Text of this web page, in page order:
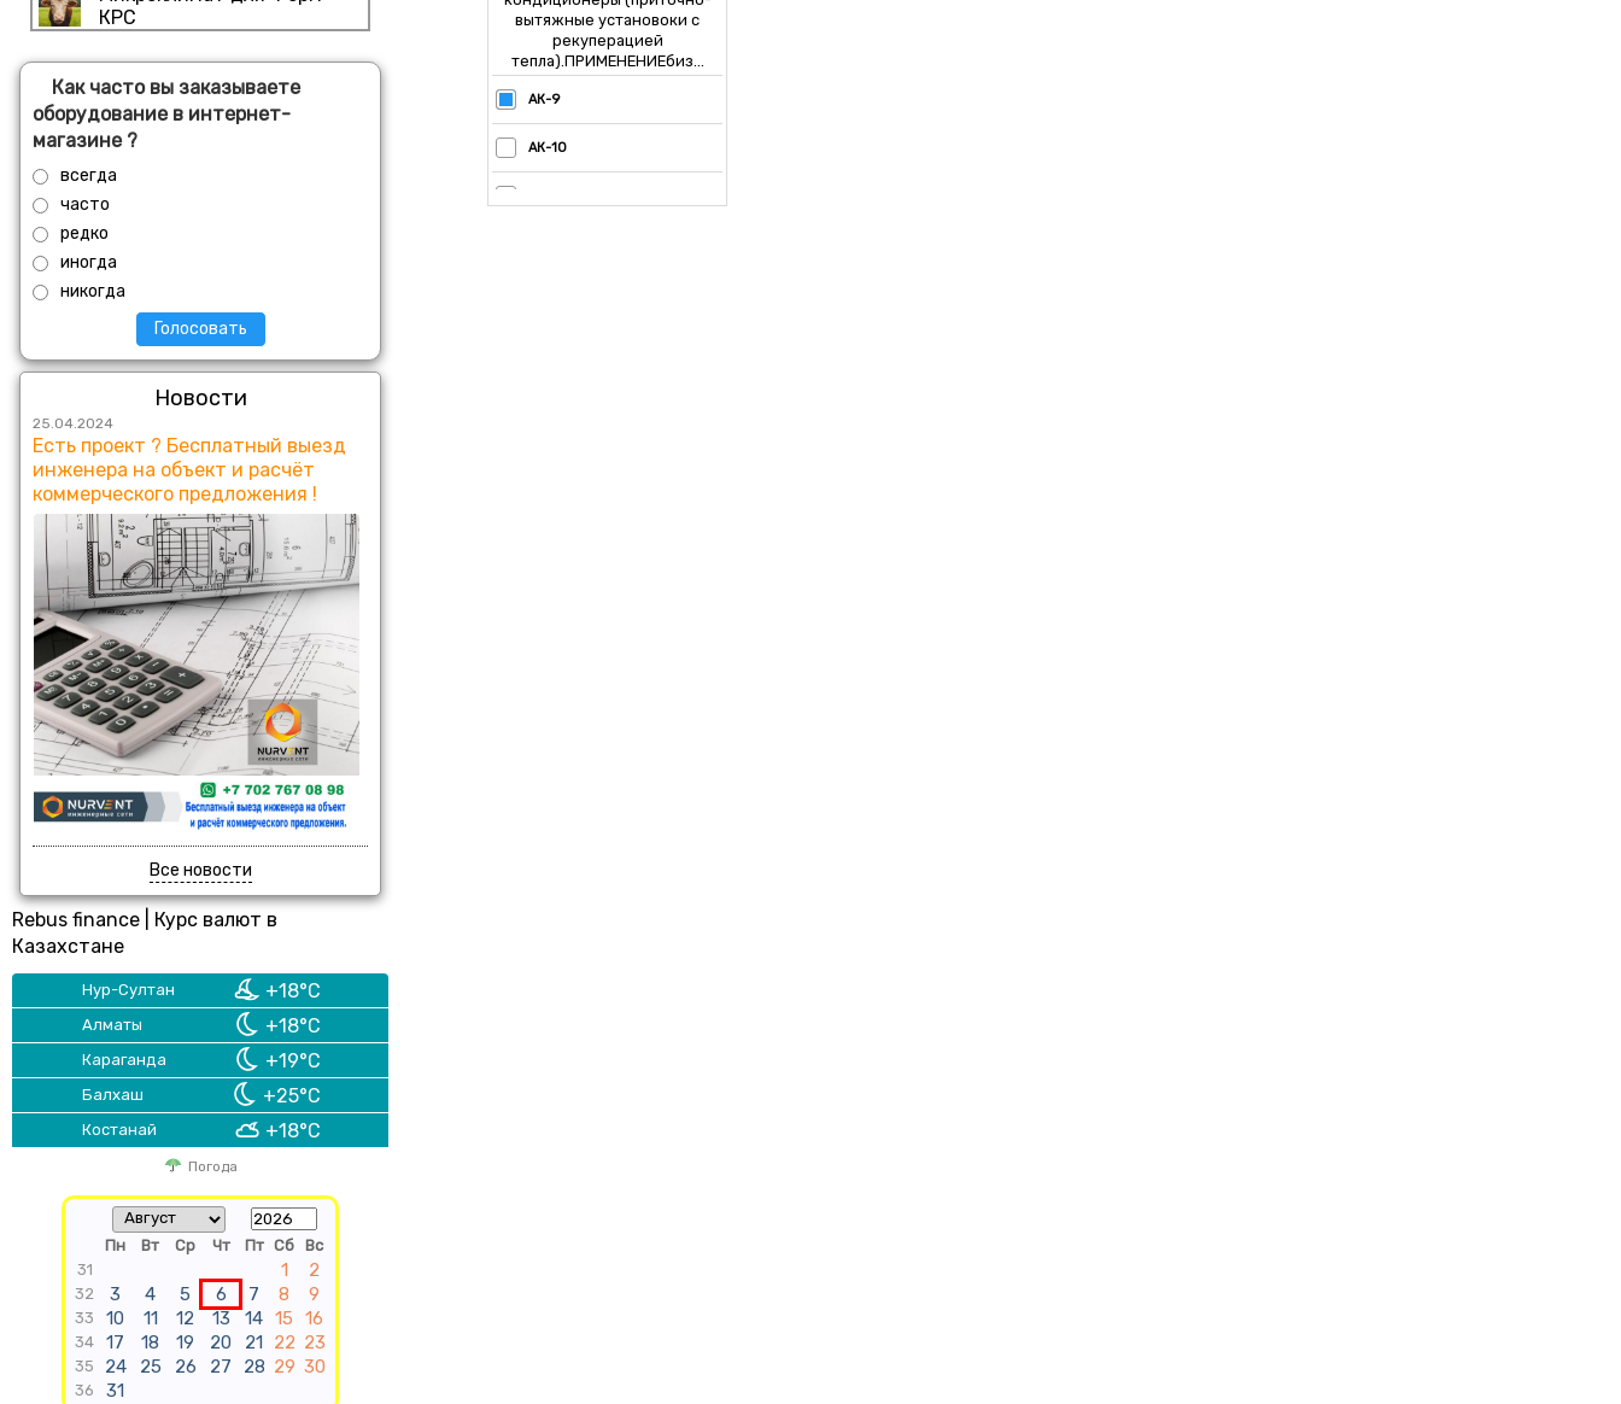
КРС
Как часто вы заказываете
оборудование в интернет-
магазине ?
всегда
часто
редко
иногда
никогда
Голосовать
Новости
25.04.2024
Есть проект ? Бесплатный выезд
инженера на объект и расчёт
коммерческого предложения !
Все новости
Rebus finance
Курс валют в
Казахстане
Нур-Султан +18°C
Алматы +18°C
Караганда +19°C
Балхаш +25°C
Костанай +18°C
Погода
Пн Вт Ср Чт Пт Сб Вс
31
1 2
32 3 4 5 6 7 8 9
33 10 11 12 13 14 15 16
34 17 18 19 20 21 22 23
35 24 25 26 27 28 29 30
36 31
вытяжные установоки с
рекуперацией
тепла).ПРИМЕНЕНИЕбиз...
АК-9
АК-10